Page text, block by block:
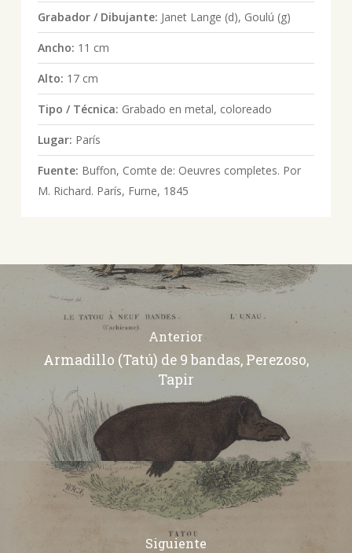
Grabador / Dibujante: Janet Lange (d), Goulú (g)
Ancho: 11 cm
Alto: 17 cm
Tipo / Técnica: Grabado en metal, coloreado
Lugar: París
Fuente: Buffon, Comte de: O‎euvres completes. Por
M. Richard. París, ‎‎Furne, 1845
Anterior
Armadillo (Tatú) de 9 bandas, Perezoso,
Tapir
Siguiente